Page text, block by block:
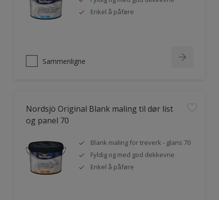
Enkel å påføre
Sammenligne
Nordsjö Original Blank maling til dør list
og panel 70
Blank maling for treverk - glans 70
Fyldig og med god dekkevne
Enkel å påføre